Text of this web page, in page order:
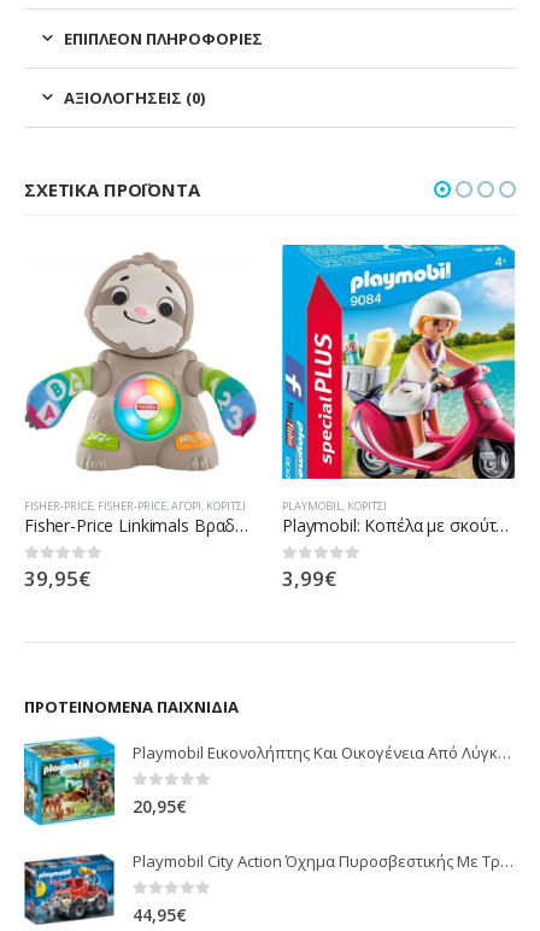
ΕΠΙΠΛΈΟΝ ΠΛΗΡΟΦΟΡΊΕΣ
ΑΞΙΟΛΟΓΉΣΕΙΣ (0)
ΣΧΕΤΙΚΆ ΠΡΟΪΌΝΤΑ
FISHER-PRICE, FISHER-PRICE,ΑΓΌΡΙ, ΚΟΡΊΤΣΙ
Fisher-Price Linkimals Βραδύπους, Ο Χορευταρούλης GJP59
0out of 5
39,95€
PLAYMOBIL, ΚΟΡΊΤΣΙ
Playmobil: Κοπέλα με σκούτερ 9084
0out of 5
3,99€
ΠΡΟΤΕΙΝΌΜΕΝΑ ΠΑΙΧΝΊΔΙΑ
Playmobil Εικονολήπτης Και Οικογένεια Από Λύγκες 5561
0 out of 5
20,95€
Playmobil City Action Όχημα Πυροσβεστικής Με Τροχαλία Ρυμούλκησης 9466
0 out of 5
44,95€